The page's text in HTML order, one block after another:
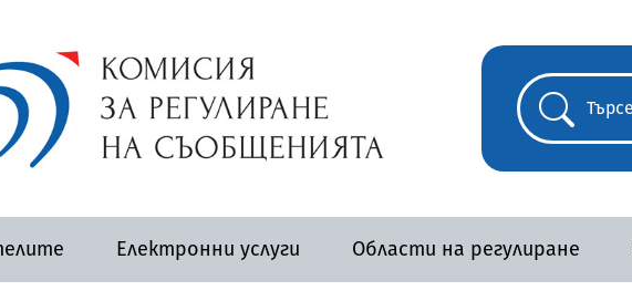
Електронни услуги Области на регулиране